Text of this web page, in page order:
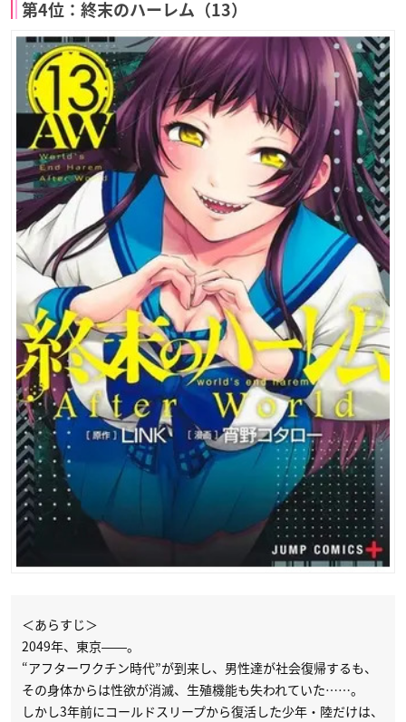
第4位：終末のハーレム（13）
＜あらすじ＞
2049年、東京――。
“アフターワクチン時代”が到来し、男性達が社会復帰するも、
その身体からは性欲が消滅、生殖機能も失われていた……。
しかし3年前にコールドスリープから復活した少年・陸だけは、